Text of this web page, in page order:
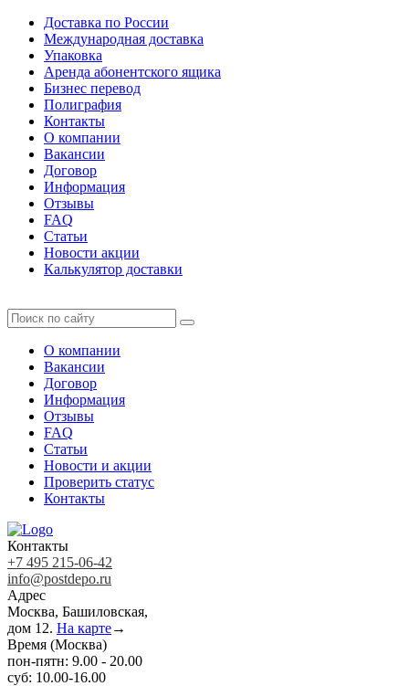
Доставка по России
Международная доставка
Упаковка
Аренда абонентского ящика
Бизнес перевод
Полиграфия
Контакты
О компании
Вакансии
Договор
Информация
Отзывы
FAQ
Статьи
Новости акции
Калькулятор доставки
О компании
Вакансии
Договор
Информация
Отзывы
FAQ
Статьи
Новости и акции
Проверить статус
Контакты
Контакты
+7 495 215-06-42
info@postdepo.ru
Адрес
Москва, Башиловская,
дом 12. На карте→
Время (Москва)
пон-пятн: 9.00 - 20.00
суб: 10.00-16.00